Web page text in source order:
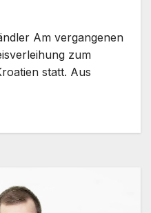
Am vergangenen
zum
statt. Aus